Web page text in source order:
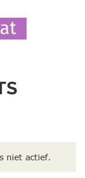
niet actief.